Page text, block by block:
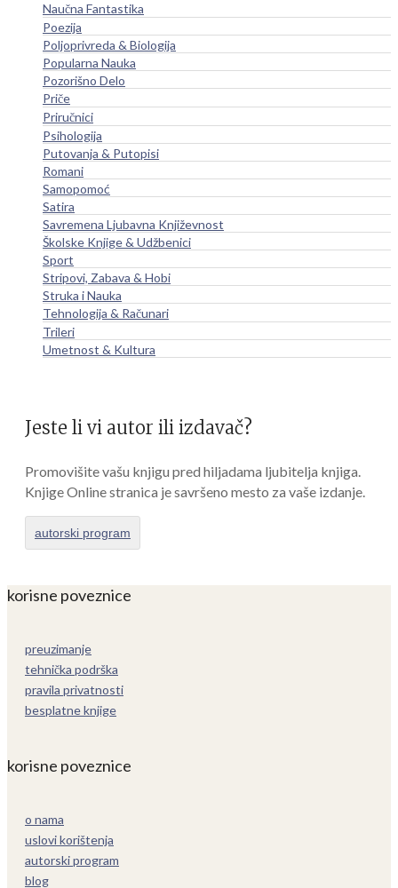
Naučna Fantastika
Poezija
Poljoprivreda & Biologija
Popularna Nauka
Pozorišno Delo
Priče
Priručnici
Psihologija
Putovanja & Putopisi
Romani
Samopomoć
Satira
Savremena Ljubavna Književnost
Školske Knjige & Udžbenici
Sport
Stripovi, Zabava & Hobi
Struka i Nauka
Tehnologija & Računari
Trileri
Umetnost & Kultura
Jeste li vi autor ili izdavač?
Promovišite vašu knjigu pred hiljadama ljubitelja knjiga.
Knjige Online stranica je savršeno mesto za vaše izdanje.
autorski program
korisne poveznice
preuzimanje
tehnička podrška
pravila privatnosti
besplatne knjige
korisne poveznice
o nama
uslovi korištenja
autorski program
blog